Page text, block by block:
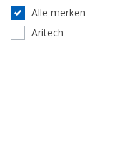
Alle merken
Aritech